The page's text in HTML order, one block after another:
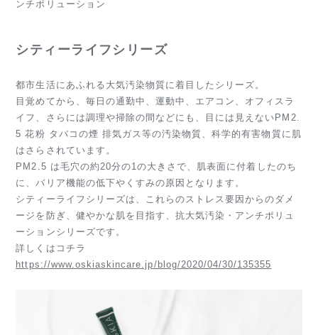
ンチポリューション
シティーライフシリーズ
都市生活にあふれる大気汚染物質に着目したシリーズ。
目覚めてから、毎日の通勤中、運動中、エアコン、オフィスラ
イフ、さらには調理や掃除の間などにも、目には見えないPM2.
5 花粉 タバコの煙 排気ガス等の汚染物質、科学的有害物質に肌
はさらされています。
PM2.5 は毛穴の約20分の1の大きさで、肌表面に付着したのち
に、バリア機能の低下やくすみの原因となります。
シティーライフシリーズは、これらのストレス要因からのダメ
ージを防ぎ、健やかな肌を目指す、抗大気汚染・アンチポリュ
ーションシリーズです。
詳しくはコチラ
https://www.oskiaskincare.jp/blog/2020/04/30/135355